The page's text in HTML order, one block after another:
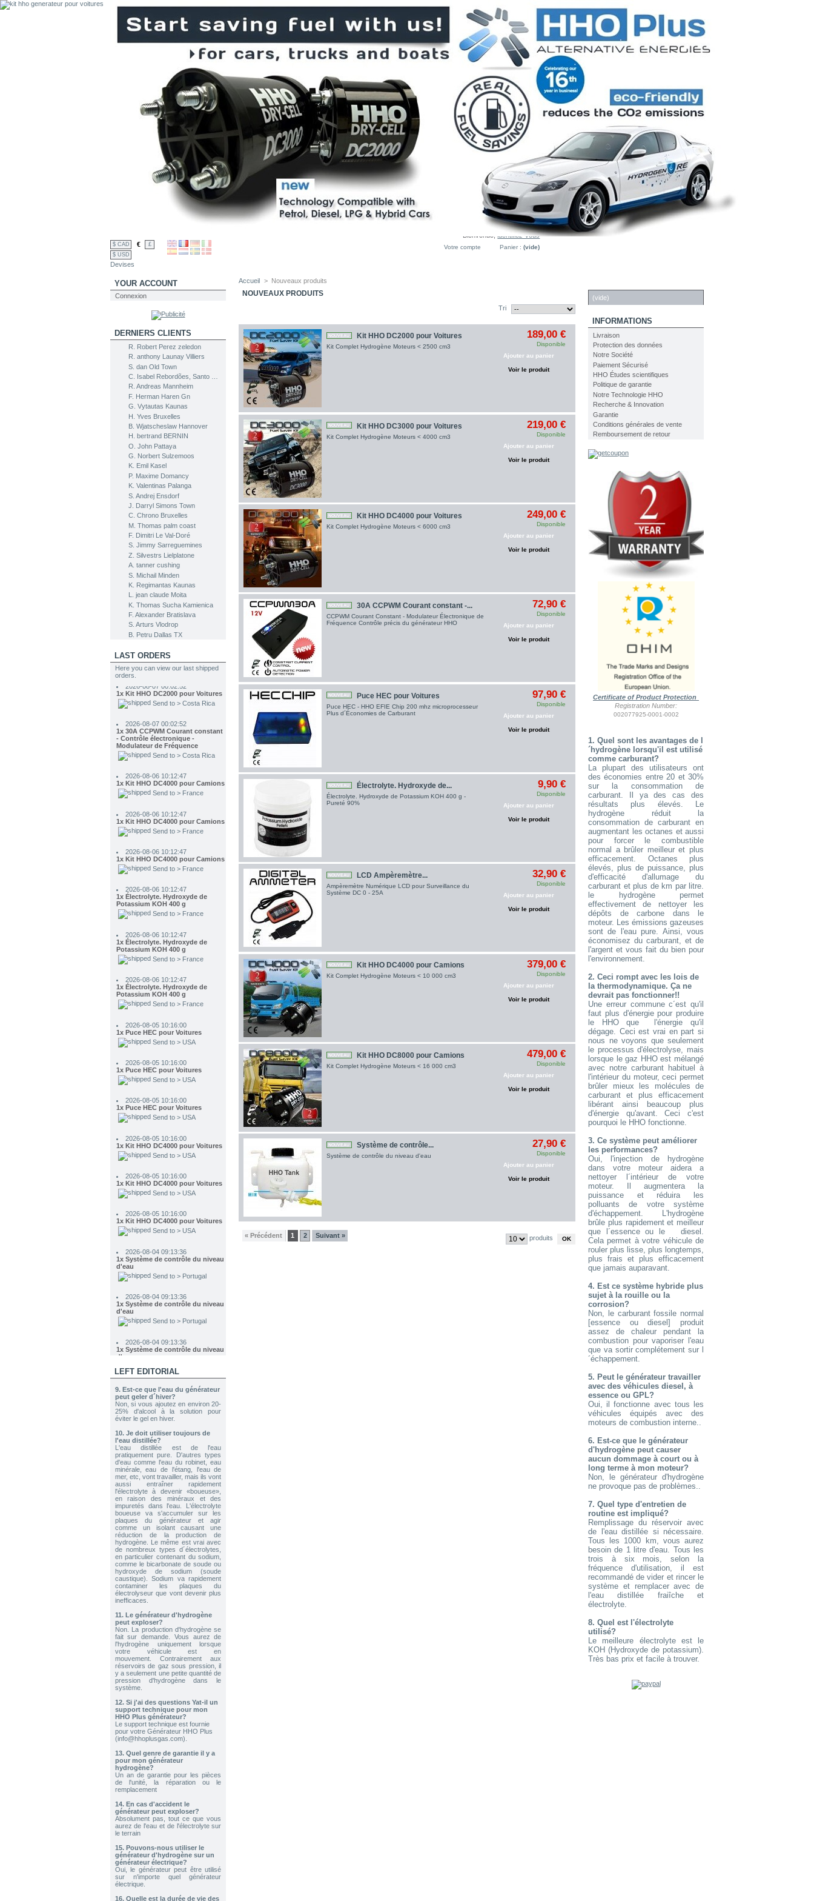
$ CAD €
£
$ USD
Devises
Bienvenue,identifiez-vous
Panier : (vide)
Votre compte
YOUR ACCOUNT
Connexion
DERNIERS CLIENTS
R. Robert Perez zeledon
R. anthony Launay Villiers
S. dan Old Town
R. Andreas Mannheim
F. Herman Haren Gn
G. Vytautas Kaunas
H. Yves Bruxelles
B. Wjatscheslaw Hannover
H. bertrand BERNIN
O. John Pattaya
G. Norbert Sulzemoos
K. Emil Kasel
P. Maxime Domancy
K. Valentinas Palanga
S. Andrej Ensdorf
J. Darryl Simons Town
C. Chrono Bruxelles
M. Thomas palm coast
F. Dimitri Le Val-Doré
S. Jimmy Sarreguemines
Z. Silvestrs Lielplatone
A. tanner cushing
S. Michail Minden
K. Regimantas Kaunas
L. jean claude Moita
K. Thomas Sucha Kamienica
F. Alexander Bratislava
S. Arturs Vlodrop
B. Petru Dallas TX
LAST ORDERS
Here you can view our last shipped
orders.
2026-08-08 07:45:38
2x Électrolyte. Hydroxyde de
Potassium KOH 400 g
2026-08-07 00:02:52
1x Kit HHO DC2000 pour Voitures
2026-08-07 00:02:52
Modulateur de Fréquence
Send to > Costa Rica
2026-08-06 10:12:47
Send to > France
2026-08-06 10:12:47
Send to > France
2026-08-06 10:12:47
Send to > France
2026-08-06 10:12:47
Potassium KOH 400 g
Send to > France
2026-08-06 10:12:47
Send to > France
2026-08-06 10:12:47
Send to > France
2026-08-05 10:16:00
Send to > USA
2026-08-05 10:16:00
Send to > USA
2026-08-05 10:16:00
Send to > USA
2026-08-05 10:16:00
Send to > USA
2026-08-05 10:16:00
Send to > USA
2026-08-05 10:16:00
Send to > USA
2026-08-04 09:13:36
Send to > Portugal
2026-08-04 09:13:36
Send to > Portugal
2026-08-04 09:13:36
Send to > Portugal
2026-08-04 09:13:36
1x 60A CCPWM Courant constant
Modulateur de Fréquence
Send to > Portugal
2026-08-04 09:13:36
- Contrôle Électronique -
Modulateur de Fréquence
Send to > Portugal
2026-08-04 09:13:36
1x 60A CCPWM Courant constant
- Contrôle Électronique -
Modulateur de Fréquence
Send to > Portugal
2026-08-04 09:13:36
1x Électrolyte. Hydroxyde de
Potassium KOH 400 g
Send to > Portugal
2026-08-04 09:13:36
1x Électrolyte. Hydroxyde de
Potassium KOH 400 g
Send to > Portugal
2026-08-04 09:13:36
1x Électrolyte. Hydroxyde de
Potassium KOH 400 g
Send to > Portugal
2026-07-31 13:14:53
2x Électrolyte. Hydroxyde de
Potassium KOH 400 g
Send to > Allemagne
2026-07-31 13:14:53
2x Électrolyte. Hydroxyde de
Potassium KOH 400 g
Send to > Allemagne
2026-07-31 13:14:53
2x Électrolyte. Hydroxyde de
Potassium KOH 400 g
Send to > Allemagne
1x Kit HHO DC3000 pour Voitures
Send to > Pays-bas
2026-07-30 14:01:43
Send to > Pays-bas
2026-07-30 14:01:43
1x Kit HHO DC3000 pour Voitures
LEFT EDITORIAL
9. Est-ce que l'eau du générateur
peut geler d´hiver?
Non, si vous ajoutez en environ 20-
25% d'alcool à la solution pour
éviter le gel en hiver.
10. Je doit utiliser toujours de
l'eau distillée?
L'eau distillée est de l'eau
pratiquement pure. D'autres types
d'eau comme l'eau du robinet, eau
minérale, eau de l'étang, l'eau de
mer, etc, vont travailler, mais ils vont
aussi entraîner rapidement
l'électrolyte à devenir «boueuse»,
en raison des minéraux et des
impuretés dans l'eau. L'électrolyte
boueuse va s'accumuler sur les
plaques du générateur et agir
comme un isolant causant une
réduction de la production de
hydrogène. Le même est vrai avec
de nombreux types d´électrolytes,
en particulier contenant du sodium,
comme le bicarbonate de soude ou
hydroxyde de sodium (soude
caustique). Sodium va rapidement
contaminer les plaques du
électrolyseur que vont devenir plus
inefficaces.
11. Le générateur d'hydrogène
peut exploser?
Non. La production d'hydrogène se
fait sur demande. Vous aurez de
l'hydrogène uniquement lorsque
votre véhicule est en
mouvement. Contrairement aux
réservoirs de gaz sous pression, il
y a seulement une petite quantité de
pression d'hydrogène dans le
système.
12. Si j'ai des questions Yat-il un
support technique pour mon
HHO Plus générateur?
Le support technique est fournie
pour votre Générateur HHO Plus
(info@hhoplusgas.com).
13. Quel genre de garantie il y a
pour mon générateur
hydrogène?
Un an de garantie pour les pièces
de l'unité, la réparation ou le
remplacement
14. En cas d'accident le
générateur peut exploser?
Absolument pas, tout ce que vous
aurez de l'eau et de l'électrolyte sur
le terrain
15. Pouvons-nous utiliser le
générateur d'hydrogène sur un
générateur électrique?
Oui, le générateur peut être utilisé
sur n'importe quel générateur
électrique.
16. Quelle est la durée de vie des
Accueil > Nouveaux produits
NOUVEAUX PRODUITS
Tri
NOUVEAU Kit HHO DC2000 pour Voitures
Kit Complet Hydrogène Moteurs < 2500 cm3
189,00 €
Disponible
Ajouter au panier
Voir le produit
NOUVEAU Kit HHO DC3000 pour Voitures
Kit Complet Hydrogène Moteurs < 4000 cm3
219,00 €
Disponible
Ajouter au panier
Voir le produit
NOUVEAU Kit HHO DC4000 pour Voitures
Kit Complet Hydrogène Moteurs < 6000 cm3
249,00 €
Disponible
Ajouter au panier
Voir le produit
NOUVEAU 30A CCPWM Courant constant -...
CCPWM Courant Constant - Modulateur Électronique de
Fréquence Contrôle précis du générateur HHO
72,90 €
Disponible
Ajouter au panier
Voir le produit
NOUVEAU Puce HEC pour Voitures
Puce HEC - HHO EFIE Chip 200 mhz microprocesseur
Plus d´Économies de Carburant
97,90 €
Disponible
Ajouter au panier
Voir le produit
NOUVEAU Électrolyte. Hydroxyde de...
Électrolyte. Hydroxyde de Potassium KOH 400 g -
Pureté 90%
9,90 €
Disponible
Ajouter au panier
Voir le produit
NOUVEAU LCD Ampèremètre...
Ampèremètre Numérique LCD pour Surveillance du
Système DC 0 - 25A
32,90 €
Disponible
Ajouter au panier
Voir le produit
NOUVEAU Kit HHO DC4000 pour Camions
Kit Complet Hydrogène Moteurs < 10 000 cm3
379,00 €
Disponible
Ajouter au panier
Voir le produit
NOUVEAU Kit HHO DC8000 pour Camions
Kit Complet Hydrogène Moteurs < 16 000 cm3
479,00 €
Disponible
Ajouter au panier
Voir le produit
NOUVEAU Système de contrôle...
Système de contrôle du niveau d'eau
27,90 €
Disponible
Ajouter au panier
Voir le produit
« Précédent 1 2 Suivant » produits
(vide)
INFORMATIONS
Livraison
Protection des données
Notre Société
Paiement Sécurisé
HHO Études scientifiques
Politique de garantie
Notre Technologie HHO
Recherche & Innovation
Garantie
Conditions générales de vente
Remboursement de retour
Certificate of Product Protection
Registration Number:
002077925-0001-0002
1. Quel sont les avantages de l
´hydrogène lorsqu'il est utilisé
comme carburant?
La plupart des utilisateurs ont
des économies entre 20 et 30%
sur la consommation de
carburant. Il ya des cas des
résultats plus élevés. Le
hydrogène réduit la
consommation de carburant en
augmentant les octanes et aussi
pour forcer le combustible
normal a brûler meilleur et plus
efficacement. Octanes plus
élevés, plus de puissance, plus
d'efficacité d'allumage du
carburant et plus de km par litre.
le hydrogène permet
effectivement de nettoyer les
dépôts de carbone dans le
moteur. Les émissions gazeuses
sont de l'eau pure. Ainsi, vous
économisez du carburant, et de
l'argent et vous fait du bien pour
l'environnement.
2. Ceci rompt avec les lois de
la thermodynamique. Ça ne
devrait pas fonctionner!!
Une erreur commune c´est qu'il
faut plus d'énergie pour produire
le HHO que l'énergie qu'il
dégage. Ceci est vrai en part si
nous ne voyons que seulement
le processus d'électrolyse, mais
lorsque le gaz HHO est mélangé
avec notre carburant habituel à
l'intérieur du moteur, ceci permet
brûler mieux les molécules de
carburant et plus efficacement
libérant ainsi beaucoup plus
d'énergie qu'avant. Ceci c'est
pourquoi le HHO fonctionne.
3. Ce système peut améliorer
les performances?
Oui, l'injection de hydrogène
dans votre moteur aidera a
nettoyer l´intérieur de votre
moteur. Il augmentera la
puissance et réduira les
polluants de votre système
d'échappement. L'hydrogène
brûle plus rapidement et meilleur
que l´essence ou le diesel.
Cela permet à votre véhicule de
rouler plus lisse, plus longtemps,
plus frais et plus efficacement
que jamais auparavant.
4. Est ce système hybride plus
sujet à la rouille ou la
corrosion?
Non, le carburant fossile normal
[essence ou diesel] produit
assez de chaleur pendant la
combustion pour vaporiser l'eau
que va sortir complétement sur l
´échappement.
5. Peut le générateur travailler
avec des véhicules diesel, à
essence ou GPL?
Oui, il fonctionne avec tous les
véhicules équipés avec des
moteurs de combustion interne..
6. Est-ce que le générateur
d'hydrogène peut causer
aucun dommage à court ou à
long terme à mon moteur?
Non, le générateur d'hydrogène
ne provoque pas de problèmes..
7. Quel type d'entretien de
routine est impliqué?
Remplissage du réservoir avec
de l'eau distillée si nécessaire.
Tous les 1000 km, vous aurez
besoin de 1 litre d'eau. Tous les
trois à six mois, selon la
fréquence d'utilisation, il est
recommandé de vider et rincer le
système et remplacer avec de
l'eau distillée fraiîche et
électrolyte.
8. Quel est l'électrolyte
utilisé?
Le meilleure électrolyte est le
KOH (Hydroxyde de potassium).
Très bas prix et facile à trouver.